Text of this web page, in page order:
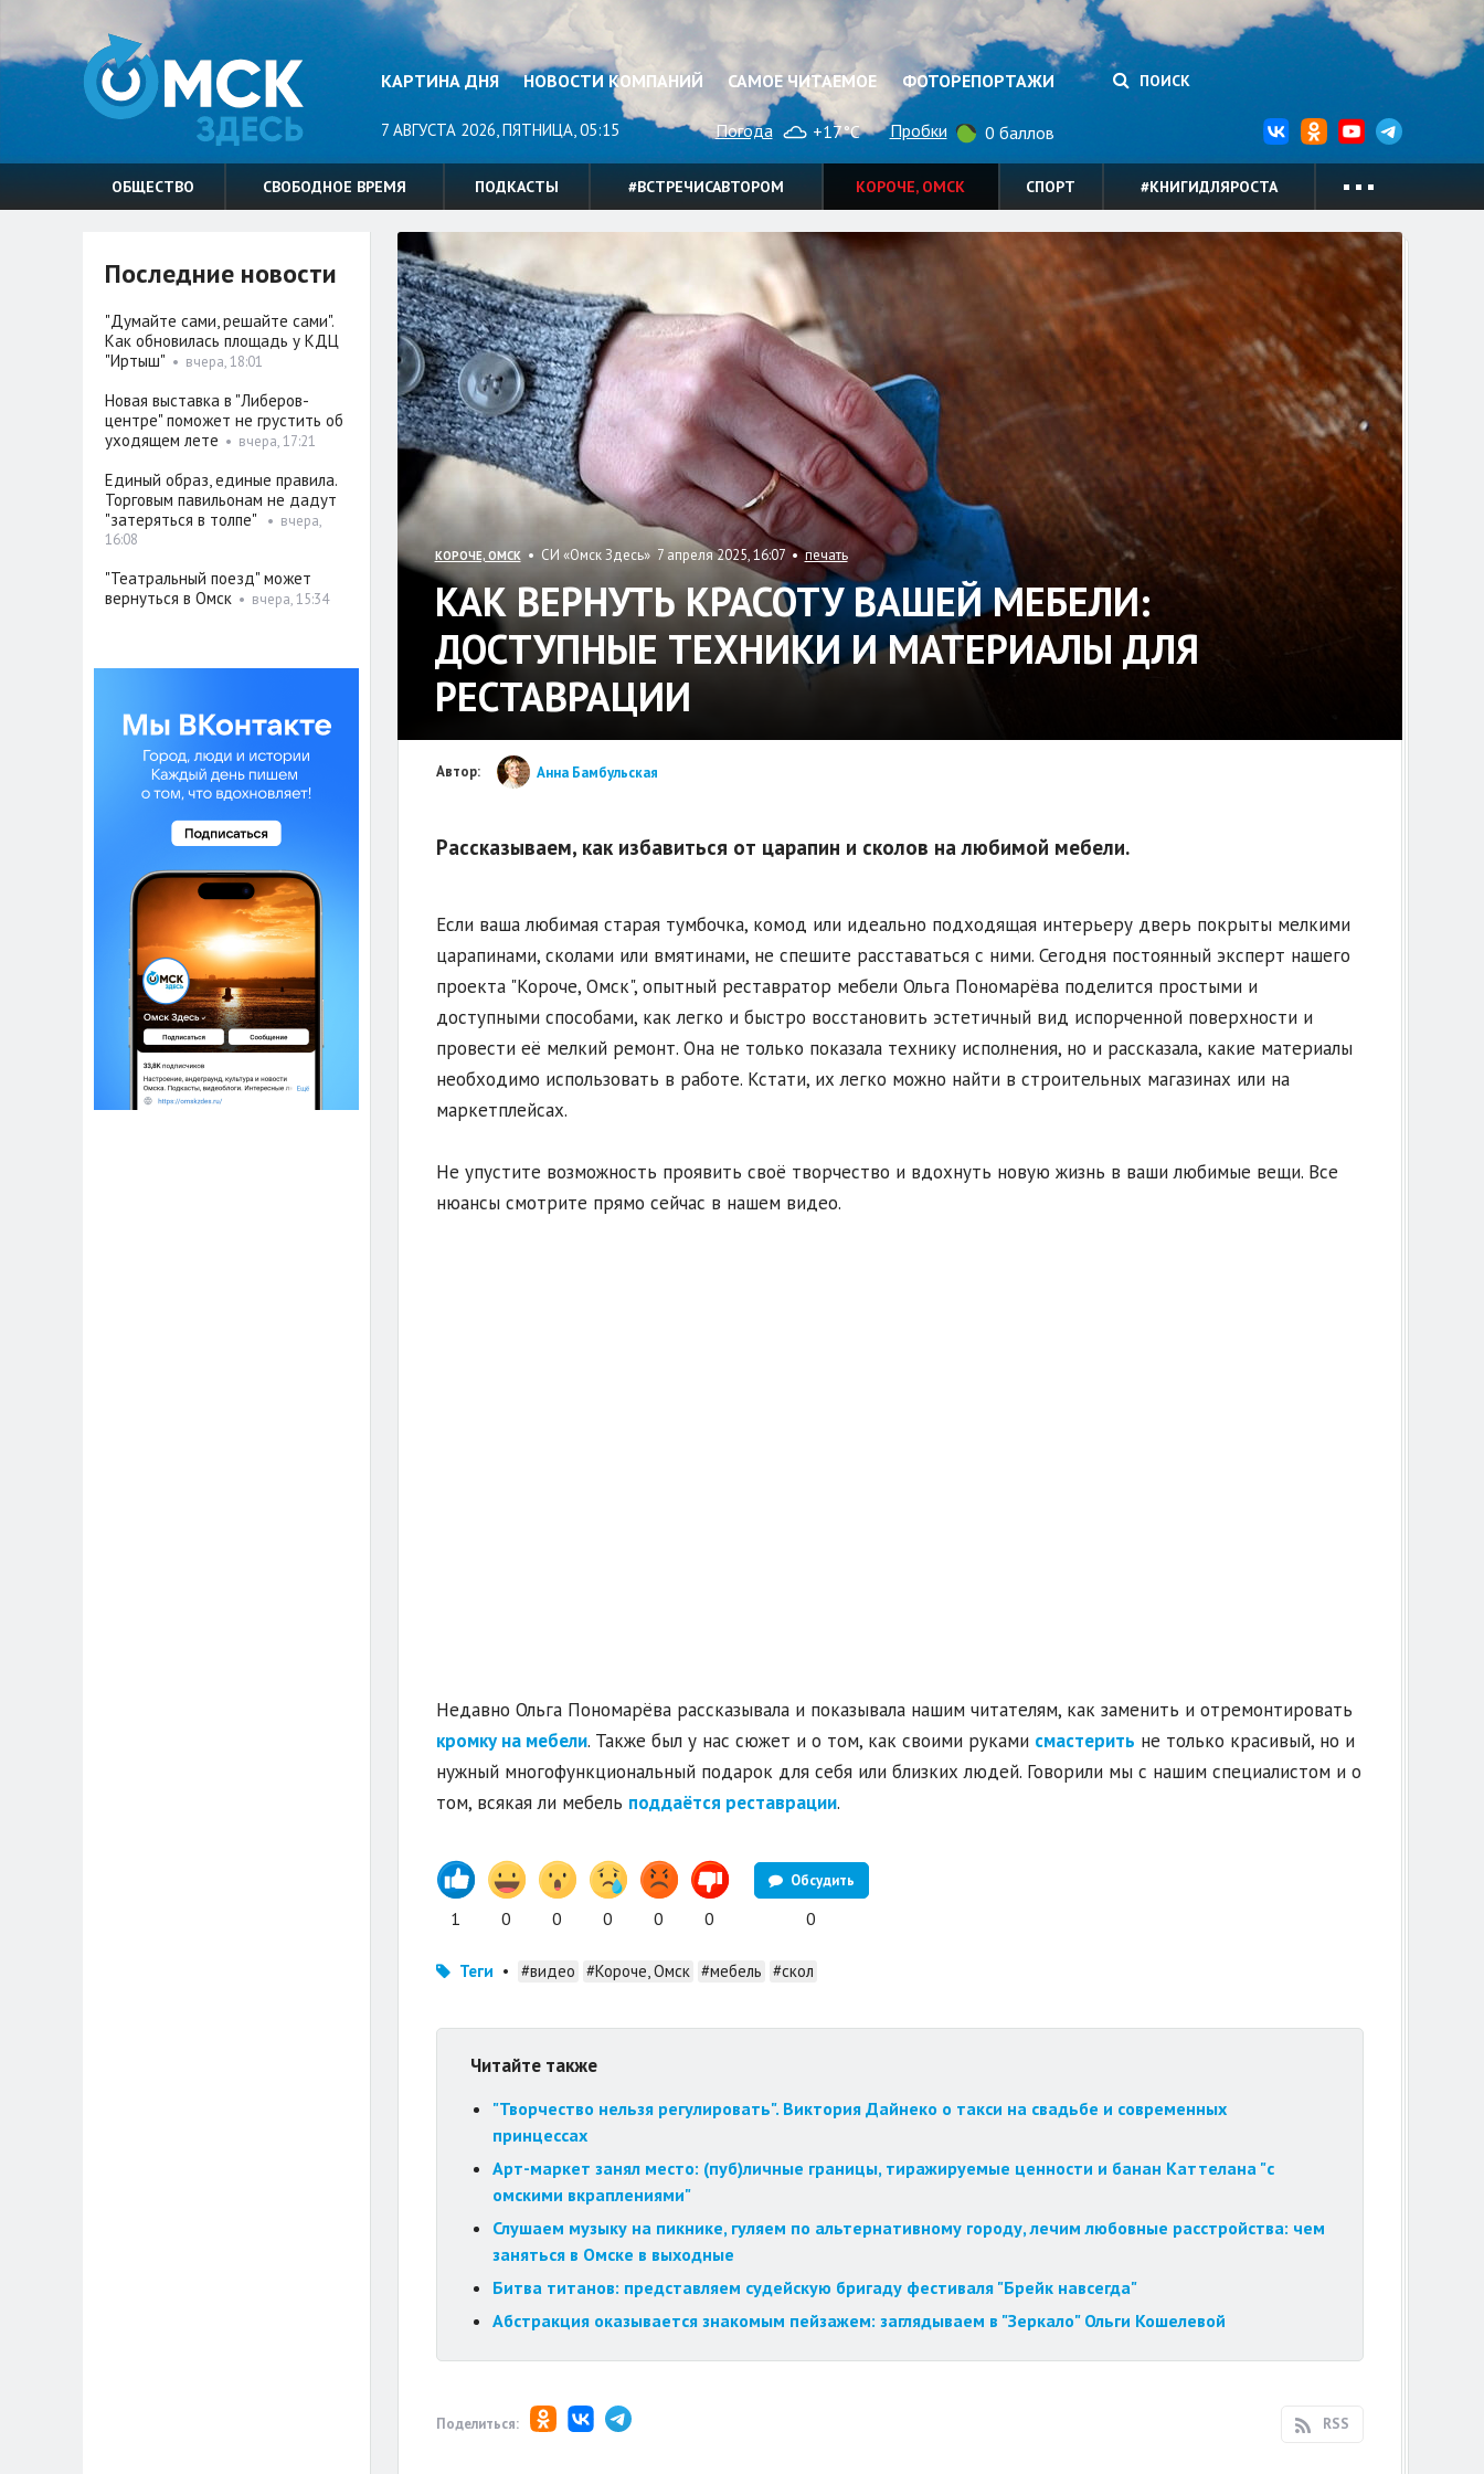
КАРТИНА ДНЯ НОВОСТИ КОМПАНИЙ САМОЕ ЧИТАЕМОЕ ФОТОРЕПОРТАЖИ ПОИСК
7 АВГУСТА 2026, ПЯТНИЦА, 05:15 Погода +17°C Пробки 0 баллов
ОБЩЕСТВО СВОБОДНОЕ ВРЕМЯ ПОДКАСТЫ #ВСТРЕЧИСАВТОРОМ КОРОЧЕ, ОМСК СПОРТ #КНИГИДЛЯРОСТА
КОРОЧЕ, ОМСК• СИ «Омск Здесь» 7 апреля 2025, 16:07 •печать
КАК ВЕРНУТЬ КРАСОТУ ВАШЕЙ МЕБЕЛИ:
ДОСТУПНЫЕ ТЕХНИКИ И МАТЕРИАЛЫ ДЛЯ
РЕСТАВРАЦИИ
Автор: Анна Бамбульская
Рассказываем, как избавиться от царапин и сколов на любимой мебели.
Если ваша любимая старая тумбочка, комод или идеально подходящая интерьеру дверь покрыты мелкими
царапинами, сколами или вмятинами, не спешите расставаться с ними. Сегодня постоянный эксперт нашего
проекта "Короче, Омск", опытный реставратор мебели Ольга Пономарёва поделится простыми и
доступными способами, как легко и быстро восстановить эстетичный вид испорченной поверхности и
провести её мелкий ремонт. Она не только показала технику исполнения, но и рассказала, какие материалы
необходимо использовать в работе. Кстати, их легко можно найти в строительных магазинах или на
маркетплейсах.
Не упустите возможность проявить своё творчество и вдохнуть новую жизнь в ваши любимые вещи. Все
нюансы смотрите прямо сейчас в нашем видео.
Недавно Ольга Пономарёва рассказывала и показывала нашим читателям, как заменить и отремонтировать
кромку на мебели. Также был у нас сюжет и о том, как своими руками смастерить не только красивый, но и
нужный многофункциональный подарок для себя или близких людей. Говорили мы с нашим специалистом и о
том, всякая ли мебель поддаётся реставрации.
1 0 0 0 0 0
Обсудить
0
Теги • #видео #Короче, Омск #мебель #скол
Читайте также
"Творчество нельзя регулировать". Виктория Дайнеко о такси на свадьбе и современных
принцессах
Арт-маркет занял место: (пуб)личные границы, тиражируемые ценности и банан Каттелана "с
омскими вкраплениями"
Слушаем музыку на пикнике, гуляем по альтернативному городу, лечим любовные расстройства: чем
заняться в Омске в выходные
Битва титанов: представляем судейскую бригаду фестиваля "Брейк навсегда"
Абстракция оказывается знакомым пейзажем: заглядываем в "Зеркало" Ольги Кошелевой
Поделиться: RSS
Последние новости
"Думайте сами, решайте сами".
Как обновилась площадь у КДЦ
"Иртыш" • вчера, 18:01
Новая выставка в "Либеров-
центре" поможет не грустить об
уходящем лете • вчера, 17:21
Единый образ, единые правила.
Торговым павильонам не дадут
"затеряться в толпе"
• вчера,
16:08
"Театральный поезд" может
вернуться в Омск• вчера, 15:34